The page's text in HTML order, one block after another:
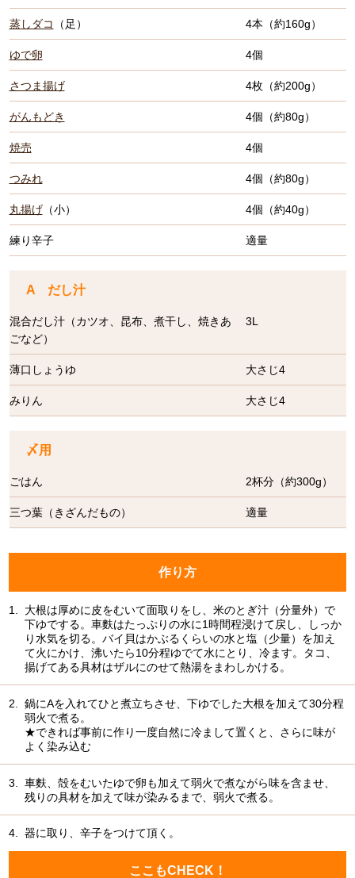
蒸しダコ （足） 4本（約160g）
ゆで卵 4個
さつま揚げ 4枚（約200g）
がんもどき 4個（約80g）
焼売 4個
つみれ 4個（約80g）
丸揚げ（小） 4個（約40g）
練り辛子 適量
A だし汁
混合だし汁（カツオ、昆布、煮干し、焼きあ
ごなど）
3L
薄口しょうゆ 大さじ4
みりん 大さじ4
〆用
ごはん 2杯分（約300g）
三つ葉（きざんだもの） 適量
作り方
1.
大根は厚めに皮をむいて面取りをし、米のとぎ汁（分量外）で
下ゆでする。車麩はたっぷりの水に1時間程浸けて戻し、しっか
り水気を切る。バイ貝はかぶるくらいの水と塩（少量）を加え
て火にかけ、沸いたら10分程ゆでて水にとり、冷ます。タコ、
揚げてある具材はザルにのせて熱湯をまわしかける。
2.
鍋にAを入れてひと煮立ちさせ、下ゆでした大根を加えて30分程
弱火で煮る。
★できれば事前に作り一度自然に冷まして置くと、さらに味が
よく染み込む
3.
車麩、殻をむいたゆで卵も加えて弱火で煮ながら味を含ませ、
残りの具材を加えて味が染みるまで、弱火で煮る。
4. 器に取り、辛子をつけて頂く。
ここもCHECK！